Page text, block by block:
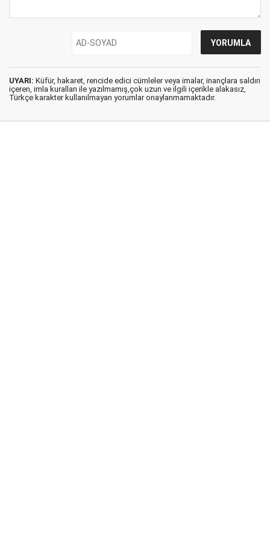
UYARI: Küfür, hakaret, rencide edici cümleler veya imalar, inançlara saldırı
içeren, imla kuralları ile yazılmamış,çok uzun ve ilgili içerikle alakasız,
Türkçe karakter kullanılmayan yorumlar onaylanmamaktadır.